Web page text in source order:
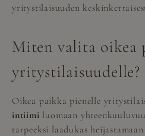
yritystilaisuuden
Miten valita oikea
yritystilaisuudelle?
Oikea paikka pienelle
intiimi luomaan
tarpeeksi laadukas